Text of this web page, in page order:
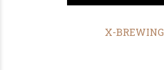
X-BREWING